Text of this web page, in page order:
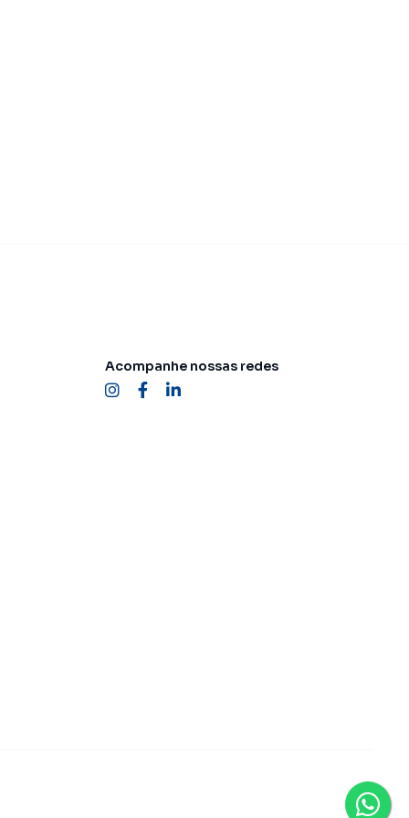
Acompanhe nossas redes